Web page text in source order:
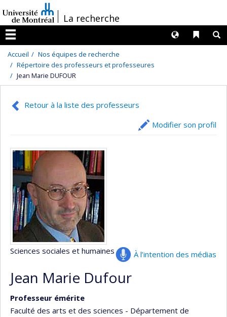
au
contenu
/La recherche
Menu
Liens
Langues
Accueil
Nos équipes de recherche
Répertoire des professeurs et professeures
Jean Marie DUFOUR
Retour à la liste des professeurs
Modifier son profil
À l’intention des médias
Sciences sociales et humaines
Jean Marie Dufour
Professeur émérite
Faculté des arts et des sciences - Département de